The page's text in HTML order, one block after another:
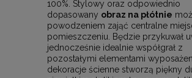
100%. Stylowy oraz odpowiednio
dopasowany obraz na płótnie
powodzeniem zająć centralne
pomieszczeniu. Będzie przykuwał
jednocześnie idealnie współgrał z
pozostałymi elementami
dekoracje ścienne stworzą piękny